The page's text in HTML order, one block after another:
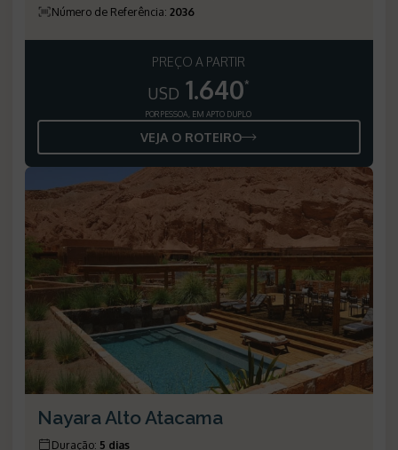
Número de Referência: 2036
PREÇO A PARTIR
USD 1.640*
POR PESSOA, EM APTO DUPLO
VEJA O ROTEIRO
Nayara Alto Atacama
Duração: 5 dias